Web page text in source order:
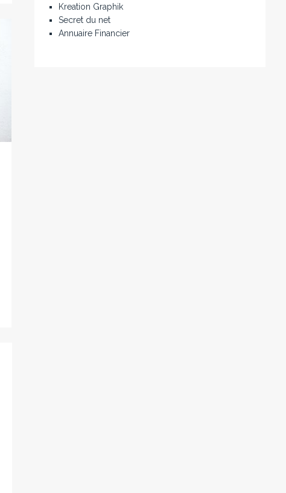
Kreation Graphik
Secret du net
Annuaire Financier